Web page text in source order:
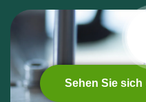
Sehen Sie sich